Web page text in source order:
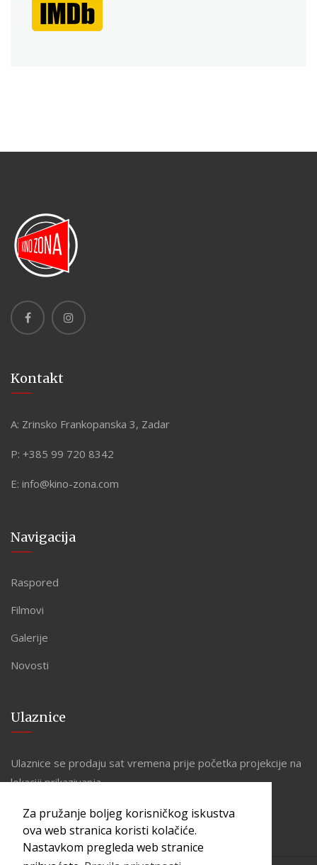
Za pružanje boljeg korisničkog iskustva
ova web stranica koristi kolačiće.
Nastavkom pregleda web stranice
Kontakt
A: Zrinsko Frankopanska 3, Zadar
P: +385 99 720 8342
E: info@kino-zona.com
Navigacija
Raspored
Filmovi
Galerije
Novosti
Ulaznice
Ulaznice se prodaju sat vremena prije početka projekcije na
lokaciji prikazivanja.